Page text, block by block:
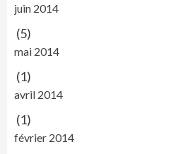
juin 2014
(5)
mai 2014
(1)
avril 2014
(1)
février 2014